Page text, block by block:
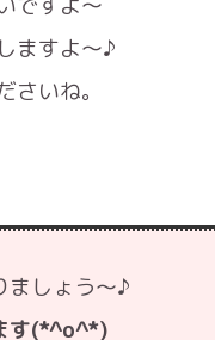
ますよ〜♪
いね。
ましょう〜♪
す(*^o^*)